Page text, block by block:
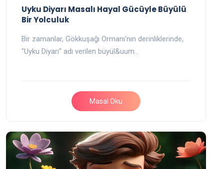
Uyku Diyarı Masalı Hayal Gücüyle Büyülü
Bir Yolculuk
Bir zamanlar, Gökkuşağı Ormanı'nın derinliklerinde,
"Uyku Diyarı" adı verilen büyül&uum…
Masal Oku